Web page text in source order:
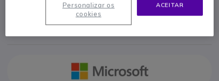
ACEITAR
Personalizar os
cookies